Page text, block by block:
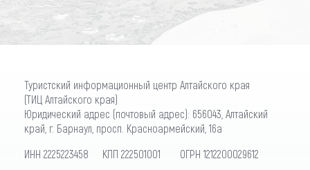
Туристский информационный центр Алтайского края
(ТИЦ Алтайского края)
Юридический адрес (почтовый адрес): 656043, Алтайский
край, г. Барнаул, просп. Красноармейский, 16а
ИНН 2225223458 КПП 222501001 ОГРН 1212200029612